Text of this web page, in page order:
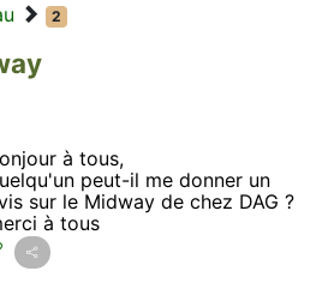
2
à tous,
peut-il me donner un
sur le Midway de chez DAG ?
à tous